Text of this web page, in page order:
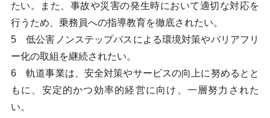
たい。また、事故や災害の発生時において適切な対応を
行うため、乗務員への指導教育を徹底されたい。
5 低公害ノンステップバスによる環境対策やバリアフリ
ー化の取組を継続されたい。
6 軌道事業は、安全対策やサービスの向上に努めるとと
もに、安定的かつ効率的経営に向け、一層努力された
い。